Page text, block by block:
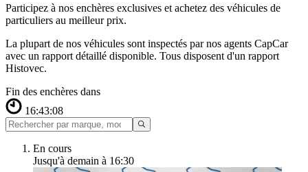
Participez à nos enchères exclusives et achetez des véhicules de
particuliers au meilleur prix.
La plupart de nos véhicules sont inspectés par nos agents CapCar
avec un rapport détaillé disponible. Tous disposent d'un rapport
Histovec.
Fin des enchères dans
16:43:06
En cours
Jusqu'à demain à 16:30